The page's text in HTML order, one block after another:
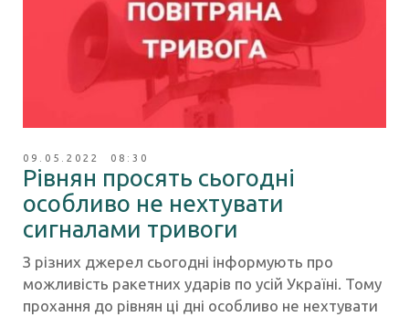
09.05.2022 08:30
Рівнян просять сьогодні
особливо не нехтувати
сигналами тривоги
З різних джерел сьогодні інформують про
можливість ракетних ударів по усій Україні. Тому
прохання до рівнян ці дні особливо не нехтувати